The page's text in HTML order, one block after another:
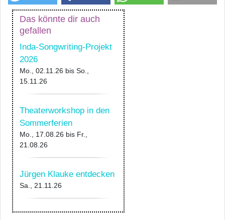
Das könnte dir auch
gefallen
Inda-Songwriting-Projekt
2026
Mo., 02.11.26 bis So.,
15.11.26
Theaterworkshop in den
Sommerferien
Mo., 17.08.26 bis Fr.,
21.08.26
Jürgen Klauke entdecken
Sa., 21.11.26